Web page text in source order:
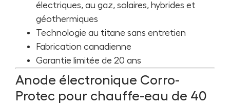
électriques, au gaz, solaires, hybrides et
géothermiques
Technologie au titane sans entretien
Fabrication canadienne
Garantie limitée de 20 ans
Anode électronique Corro-
Protec pour chauffe-eau de 40